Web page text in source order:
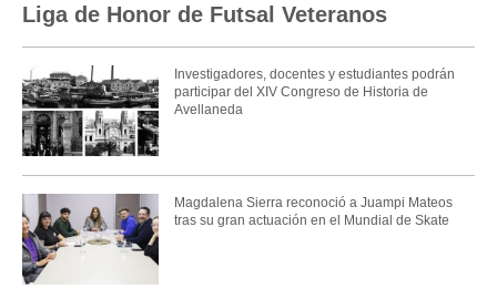
Liga de Honor de Futsal Veteranos
Investigadores, docentes y estudiantes podrán
participar del XIV Congreso de Historia de
Avellaneda
Magdalena Sierra reconoció a Juampi Mateos
tras su gran actuación en el Mundial de Skate